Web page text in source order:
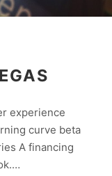
experience
curve beta
A financing